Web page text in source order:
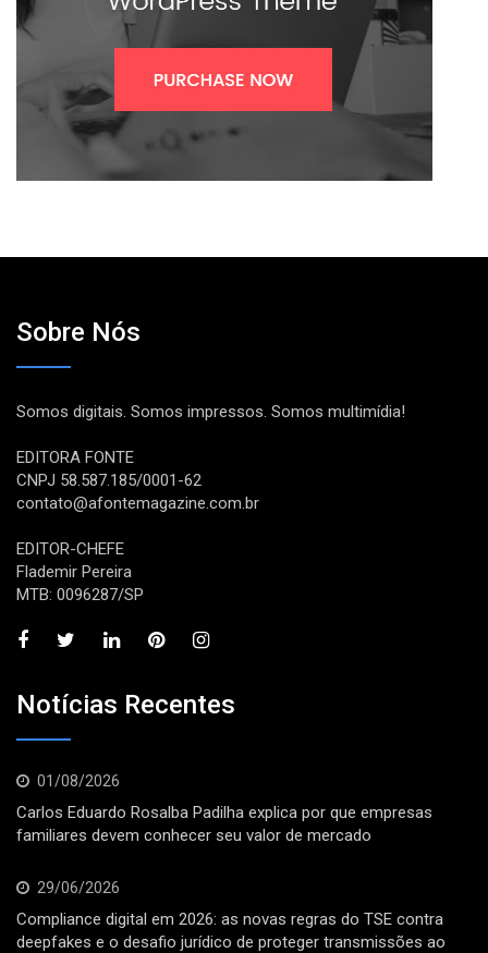
Sobre Nós
Somos digitais. Somos impressos. Somos multimídia!
EDITORA FONTE
CNPJ 58.587.185/0001-62
contato@afontemagazine.com.br
EDITOR-CHEFE
Flademir Pereira
MTB: 0096287/SP
Notícias Recentes
01/08/2026
Carlos Eduardo Rosalba Padilha explica por que empresas
familiares devem conhecer seu valor de mercado
29/06/2026
Compliance digital em 2026: as novas regras do TSE contra
deepfakes e o desafio jurídico de proteger transmissões ao